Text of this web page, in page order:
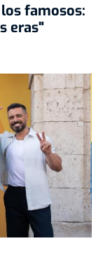
famosos:
eras"